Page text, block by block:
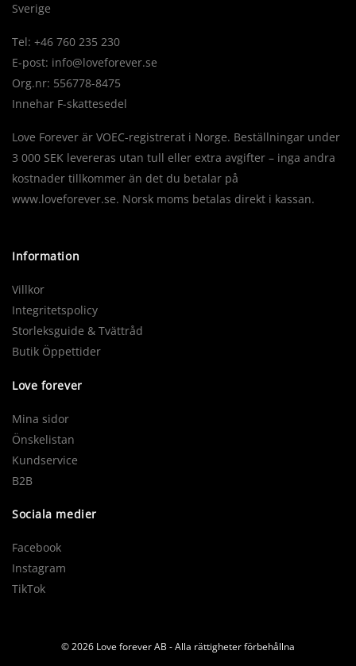
Sverige
Tel: +46 760 235 230
E-post: info@loveforever.se
Org.nr: 556778-8475
Innehar F-skattesedel
Love Forever är VOEC-registrerat i Norge. Beställningar under
3 000 SEK levereras utan tull eller extra avgifter – inga andra
kostnader tillkommer än det du betalar på
www.loveforever.se. Norsk moms betalas direkt i kassan.
Information
Villkor
Integritetspolicy
Storleksguide & Tvättråd
Butik Öppettider
Love forever
Mina sidor
Önskelistan
Kundservice
B2B
Sociala medier
Facebook
Instagram
TikTok
© 2026 Love forever AB - Alla rättigheter förbehållna